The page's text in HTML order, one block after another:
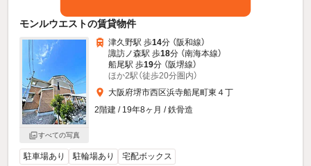
モンルウエストの賃貸物件
すべての写真
津久野駅 歩14分 （阪和線）
諏訪ノ森駅 歩18分 （南海本線）
船尾駅 歩19分 （阪堺線）
ほか2駅（徒歩20分圏内）
大阪府堺市西区浜寺船尾町東４丁
2階建 / 19年8ヶ月 / 鉄骨造
駐車場あり 駐輪場あり 宅配ボックス